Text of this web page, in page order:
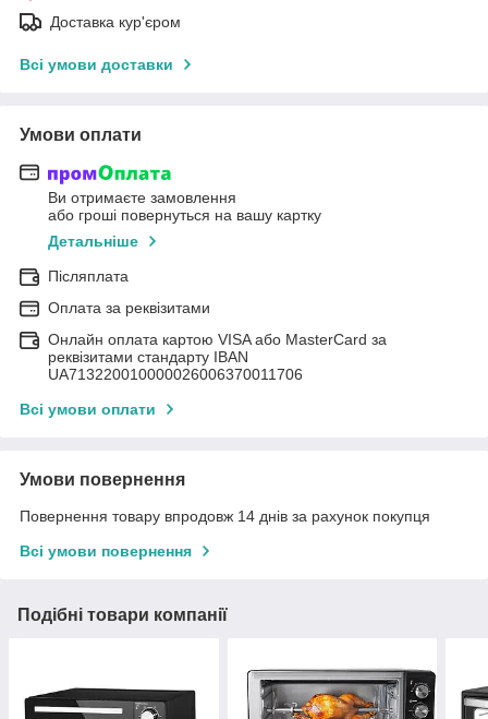
Доставка кур'єром
Всі умови доставки
Умови оплати
Ви отримаєте замовлення
або гроші повернуться на вашу картку
Детальніше
Післяплата
Оплата за реквізитами
Онлайн оплата картою VISA або MasterCard за
реквізитами стандарту IBAN
UA713220010000026006370011706
Всі умови оплати
Умови повернення
Повернення товару впродовж 14 днів за рахунок покупця
Всі умови повернення
Подібні товари компанії